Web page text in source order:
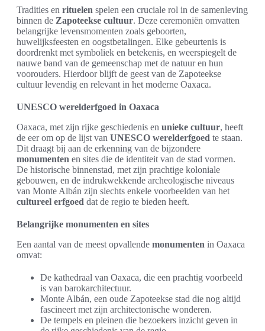
Tradities en rituelen spelen een cruciale rol in de samenleving
binnen de Zapoteekse cultuur. Deze ceremoniën omvatten
belangrijke levensmomenten zoals geboorten,
huwelijksfeesten en oogstbetalingen. Elke gebeurtenis is
doordrenkt met symboliek en betekenis, en weerspiegelt de
nauwe band van de gemeenschap met de natuur en hun
voorouders. Hierdoor blijft de geest van de Zapoteekse
cultuur levendig en relevant in het moderne Oaxaca.
UNESCO werelderfgoed in Oaxaca
Oaxaca, met zijn rijke geschiedenis en unieke cultuur, heeft
de eer om op de lijst van UNESCO werelderfgoed te staan.
Dit draagt bij aan de erkenning van de bijzondere
monumenten en sites die de identiteit van de stad vormen.
De historische binnenstad, met zijn prachtige koloniale
gebouwen, en de indrukwekkende archeologische niveaus
van Monte Albán zijn slechts enkele voorbeelden van het
cultureel erfgoed dat de regio te bieden heeft.
Belangrijke monumenten en sites
Een aantal van de meest opvallende monumenten in Oaxaca
omvat:
De kathedraal van Oaxaca, die een prachtig voorbeeld
is van barokarchitectuur.
Monte Albán, een oude Zapoteekse stad die nog altijd
fascineert met zijn architectonische wonderen.
De tempels en pleinen die bezoekers inzicht geven in